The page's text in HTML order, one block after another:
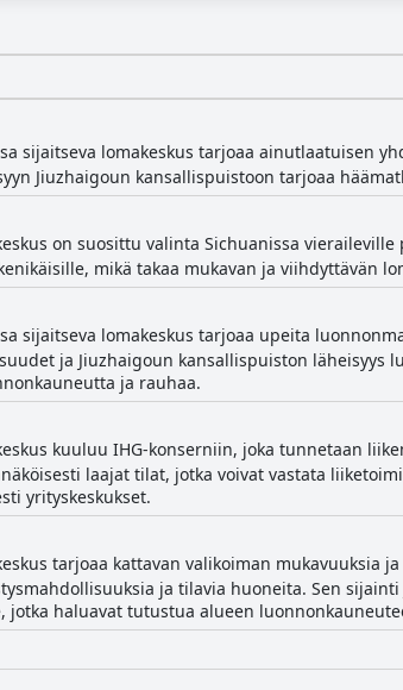
sijaitseva lomakeskus tarjoaa ainutlaatuisen
Jiuzhaigoun kansallispuistoon tarjoaa
on suosittu valinta Sichuanissa
mikä takaa mukavan ja viihdyttävän
sijaitseva lomakeskus tarjoaa upeita
ja Jiuzhaigoun kansallispuiston läheisyys
ja rauhaa.
kuuluu IHG-konserniin, joka tunnetaan
laajat tilat, jotka voivat vastata
yrityskeskukset.
tarjoaa kattavan valikoiman mukavuuksia
ja tilavia huoneita. Sen
haluavat tutustua alueen